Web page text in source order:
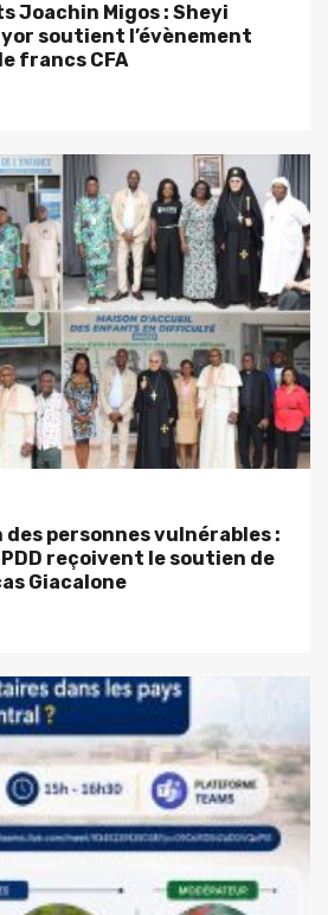
Joachin Migos : Sheyi
soutient l’évènement
francs CFA
personnes vulnérables :
reçoivent le soutien de
Giacalone